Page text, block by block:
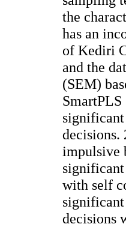
the
has an
of Kediri
and the
(SEM)
decisions.
impulsive
with self
decisions